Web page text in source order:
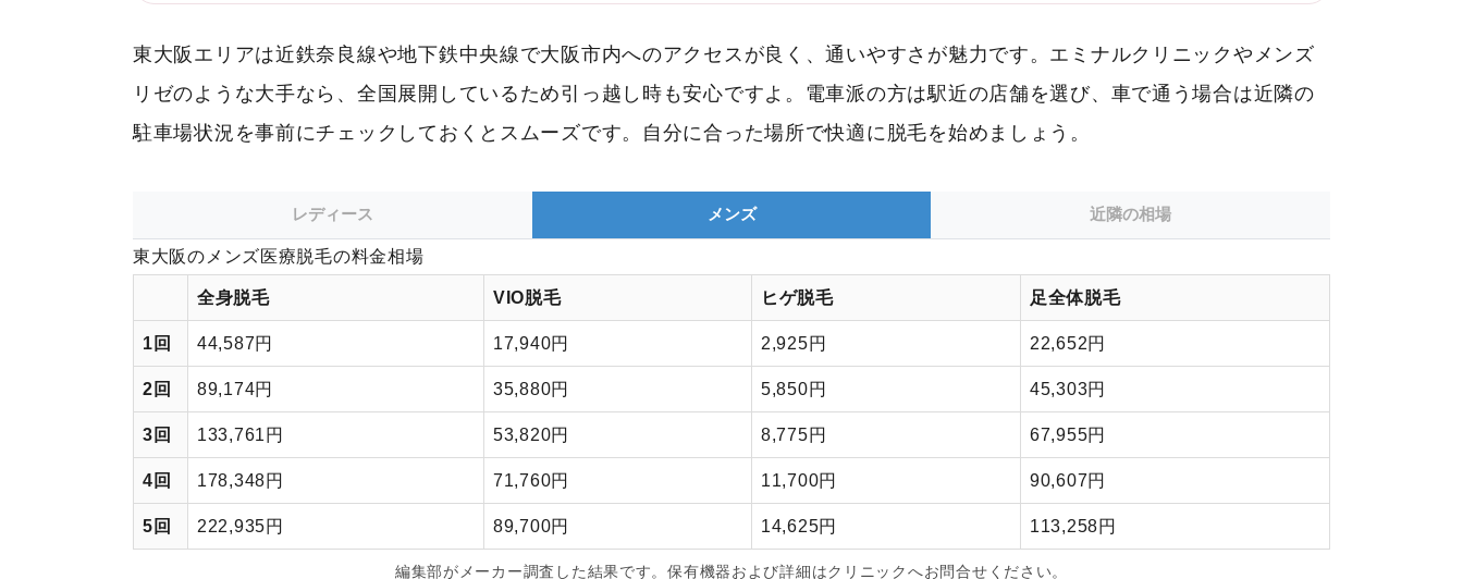
東大阪エリアは近鉄奈良線や地下鉄中央線で大阪市内へのアクセスが良く、通いやすさが魅力です。エミナルクリニックやメンズ
リゼのような大手なら、全国展開しているため引っ越し時も安心ですよ。電車派の方は駅近の店舗を選び、車で通う場合は近隣の
駐車場状況を事前にチェックしておくとスムーズです。自分に合った場所で快適に脱毛を始めましょう。
レディース メンズ 近隣の相場
東大阪のメンズ医療脱毛の料金相場
全身脱毛 VIO脱毛 ヒゲ脱毛 足全体脱毛
1回 44,587円 17,940円 2,925円 22,652円
2回 89,174円 35,880円 5,850円 45,303円
3回 133,761円 53,820円 8,775円 67,955円
4回 178,348円 71,760円 11,700円 90,607円
5回 222,935円 89,700円 14,625円 113,258円
編集部がメーカー調査した結果です。保有機器および詳細はクリニックへお問合せください。